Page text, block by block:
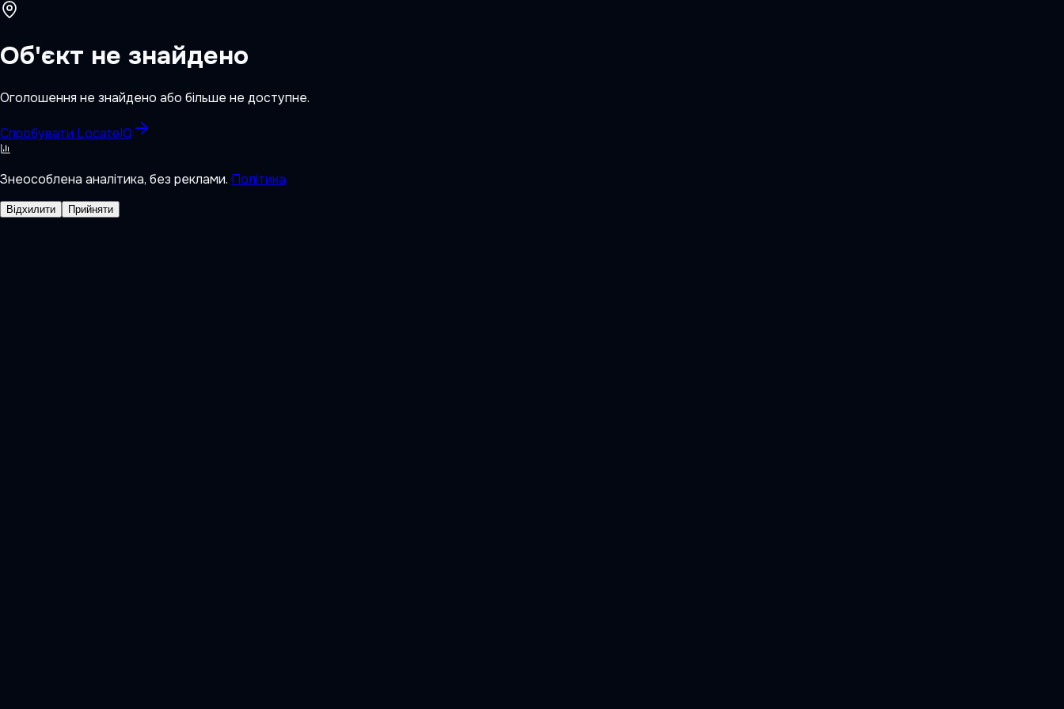
Об'єкт не знайдено
Оголошення не знайдено або більше не доступне.
Спробувати LocateIQ
Знеособлена аналітика, без реклами. Політика
Відхилити Прийняти